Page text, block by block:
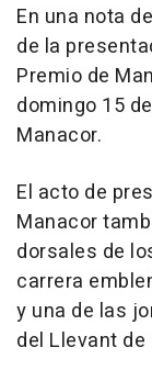
En una nota
de la
Premio de
domingo 15
Manacor.
El acto de
Manacor
dorsales de
carrera
y una de las
del Llevant de